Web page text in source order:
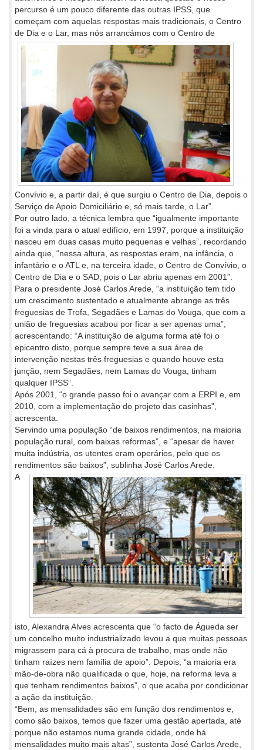
percurso é um pouco diferente das outras IPSS, que
começam com aquelas respostas mais tradicionais, o Centro
de Dia e o Lar, mas nós arrancámos com o Centro de
Convívio e, a partir daí, é que surgiu o Centro de Dia, depois o
Serviço de Apoio Domiciliário e, só mais tarde, o Lar”.
Por outro lado, a técnica lembra que “igualmente importante
foi a vinda para o atual edifício, em 1997, porque a instituição
nasceu em duas casas muito pequenas e velhas”, recordando
ainda que, “nessa altura, as respostas eram, na infância, o
infantário e o ATL e, na terceira idade, o Centro de Convívio, o
Centro de Dia e o SAD, pois o Lar abriu apenas em 2001”.
Para o presidente José Carlos Arede, “a instituição tem tido
um crescimento sustentado e atualmente abrange as três
freguesias de Trofa, Segadães e Lamas do Vouga, que com a
união de freguesias acabou por ficar a ser apenas uma”,
acrescentando: “A instituição de alguma forma até foi o
epicentro disto, porque sempre teve a sua área de
intervenção nestas três freguesias e quando houve esta
junção, nem Segadães, nem Lamas do Vouga, tinham
qualquer IPSS”.
Após 2001, “o grande passo foi o avançar com a ERPI e, em
2010, com a implementação do projeto das casinhas”,
acrescenta.
Servindo uma população “de baixos rendimentos, na maioria
população rural, com baixas reformas”, e “apesar de haver
muita indústria, os utentes eram operários, pelo que os
rendimentos são baixos”, sublinha José Carlos Arede.
A
isto, Alexandra Alves acrescenta que “o facto de Águeda ser
um concelho muito industrializado levou a que muitas pessoas
migrassem para cá à procura de trabalho, mas onde não
tinham raízes nem família de apoio”. Depois, “a maioria era
mão-de-obra não qualificada o que, hoje, na reforma leva a
que tenham rendimentos baixos”, o que acaba por condicionar
a ação da instituição.
“Bem, as mensalidades são em função dos rendimentos e,
como são baixos, temos que fazer uma gestão apertada, até
porque não estamos numa grande cidade, onde há
mensalidades muito mais altas”, sustenta José Carlos Arede,